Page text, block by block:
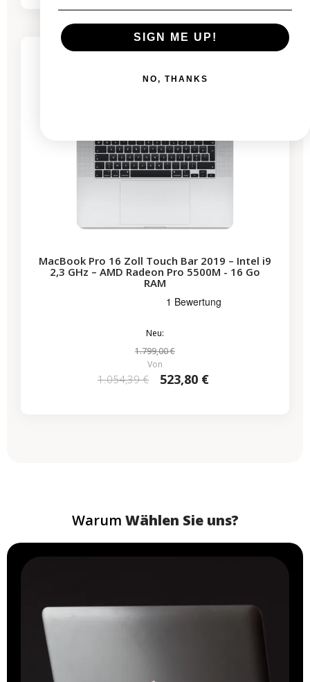
SALES -530,59 €
MacBook Pro 16 Zoll Touch Bar 2019 – Intel i9
2,3 GHz – AMD Radeon Pro 5500M - 16 Go
RAM
Neu:
1.799,00 €
Von
1.054,39 € 523,80 €
Warum Wählen Sie uns?
SIGN ME UP!
NO, THANKS